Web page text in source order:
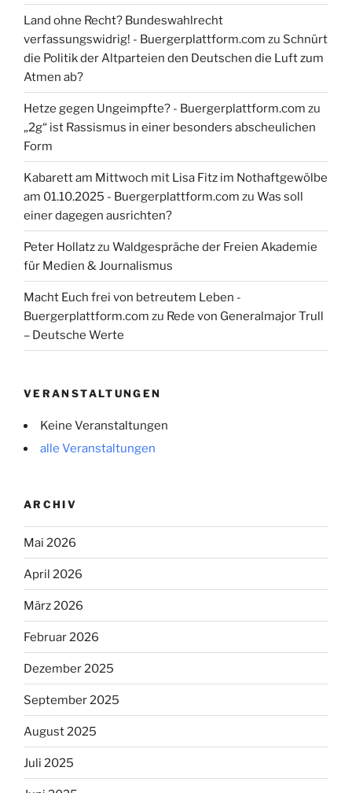
Land ohne Recht? Bundeswahlrecht
verfassungswidrig! - Buergerplattform.com zu Schnürt
die Politik der Altparteien den Deutschen die Luft zum
Atmen ab?
Hetze gegen Ungeimpfte? - Buergerplattform.com zu
„2g“ ist Rassismus in einer besonders abscheulichen
Form
Kabarett am Mittwoch mit Lisa Fitz im Nothaftgewölbe
am 01.10.2025 - Buergerplattform.com zu Was soll
einer dagegen ausrichten?
Peter Hollatzzu Waldgespräche der Freien Akademie
für Medien & Journalismus
Macht Euch frei von betreutem Leben -
Buergerplattform.com zu Rede von Generalmajor Trull
– Deutsche Werte
VERANSTALTUNGEN
Keine Veranstaltungen
alle Veranstaltungen
ARCHIV
Mai 2026
April 2026
März 2026
Februar 2026
Dezember 2025
September 2025
August 2025
Juli 2025